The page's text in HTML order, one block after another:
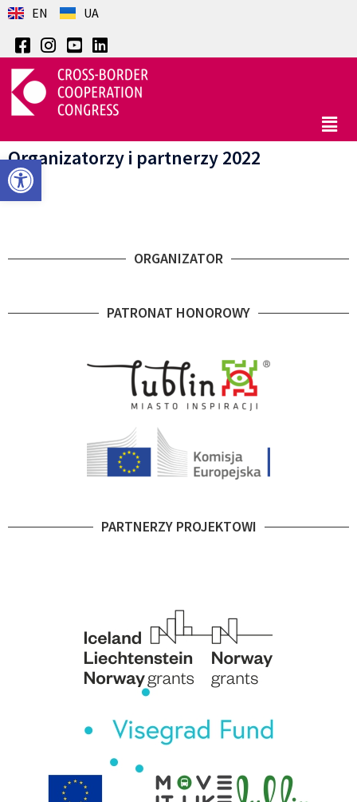
Otwórz pasek narzędzi
EN UA
Organizatorzy i partnerzy 2022
ORGANIZATOR
PATRONAT HONOROWY
PARTNERZY PROJEKTOWI